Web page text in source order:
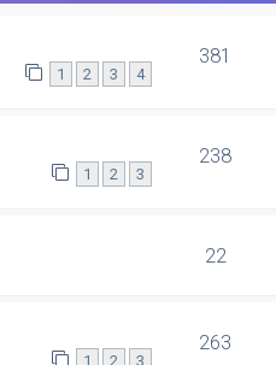
1 2 3 4
381
1 2 3
238
22
1 2 3
263